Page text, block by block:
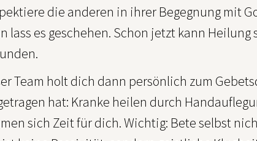
die anderen in ihrer Begegnung mit
lass es geschehen. Schon jetzt kann
Team holt dich dann persönlich zum
hat: Kranke heilen durch
sich Zeit für dich. Wichtig: Bete selbst